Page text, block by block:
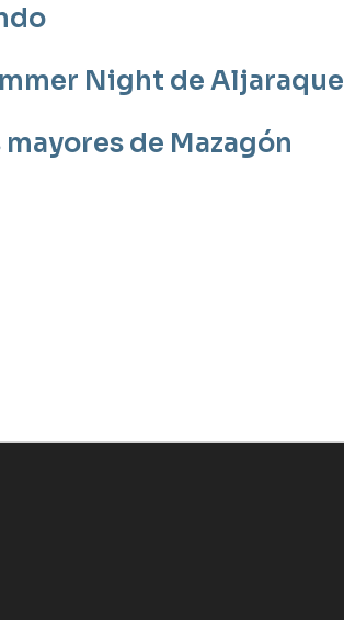
Night de Aljaraque
de Mazagón